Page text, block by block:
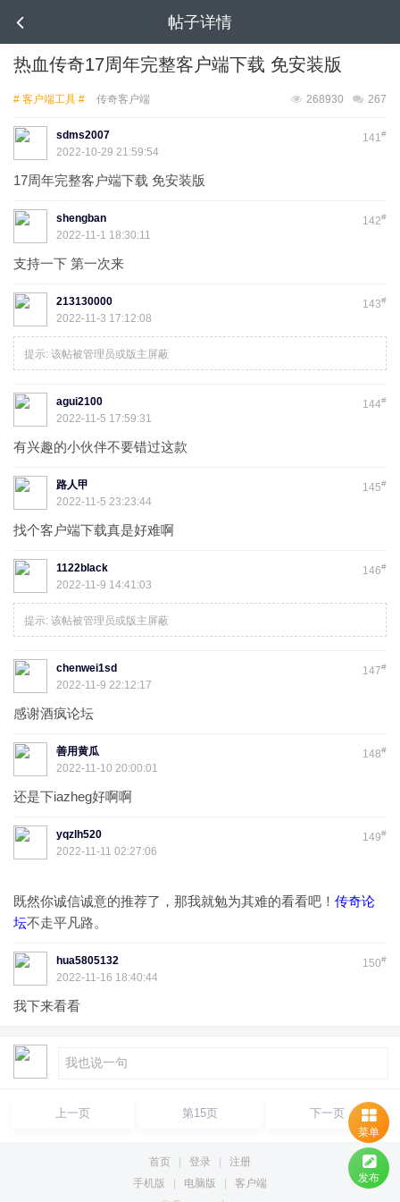
帖子详情
热血传奇17周年完整客户端下载 免安装版
# 客户端工具 # 传奇客户端 267
268930
141#
sdms2007
2022-10-29 21:59:54
17周年完整客户端下载 免安装版
142#
shengban
2022-11-1 18:30:11
支持一下 第一次来
143#
213130000
2022-11-3 17:12:08
提示: 该帖被管理员或版主屏蔽
144#
agui2100
2022-11-5 17:59:31
有兴趣的小伙伴不要错过这款
145#
路人甲
2022-11-5 23:23:44
找个客户端下载真是好难啊
146#
1122black
2022-11-9 14:41:03
提示: 该帖被管理员或版主屏蔽
147#
chenwei1sd
2022-11-9 22:12:17
感谢酒疯论坛
148#
善用黄瓜
2022-11-10 20:00:01
还是下iazheg好啊啊
149#
yqzlh520
2022-11-11 02:27:06
既然你诚信诚意的推荐了，那我就勉为其难的看看吧！ 传奇论
坛不走平凡路。
150#
hua5805132
2022-11-16 18:40:44
我下来看看
上一页 第15页 下一页
首页 登录
注册
手机版
电脑版
客户端
菜单
发布